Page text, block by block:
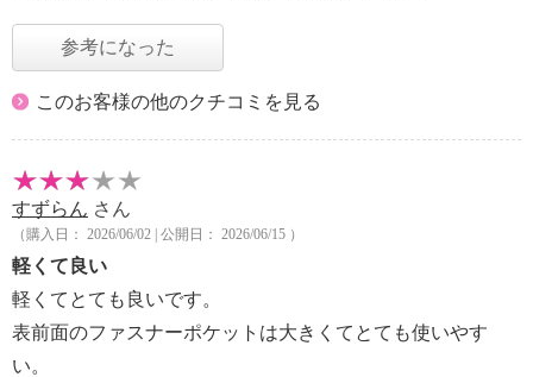
参考になった
このお客様の他のクチコミを見る
すずらん さん
（購入日： 2026/06/02 | 公開日： 2026/06/15 ）
軽くて良い
軽くてとても良いです。
表前面のファスナーポケットは大きくてとても使いやす
い。